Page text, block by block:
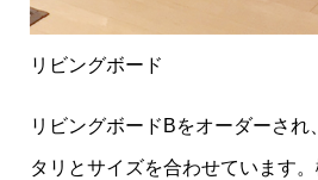
リビングボード
リビングボードBをオーダーされ
タリとサイズを合わせています